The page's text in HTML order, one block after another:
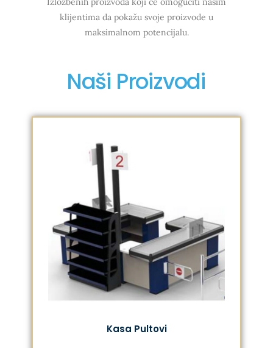
klijentima da pokažu svoje proizvode u
maksimalnom potencijalu.
Naši Proizvodi
Kasa Pultovi